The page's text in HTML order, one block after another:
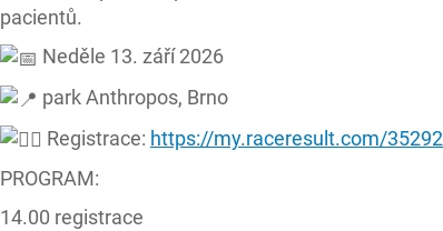
pacientů.
Neděle 13. září 2026
park Anthropos, Brno
Registrace: https://my.raceresult.com/
PROGRAM:
14.00 registrace